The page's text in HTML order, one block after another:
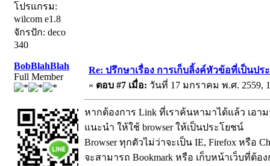
โปรแกรม:
wilcom e1.8
จักรปัก: deco
340
BobBlahBlah
Full Member
Re: ปรึกษาเรื่อง การเก็บลิ้งค์หัวข้อที่เป็นป
« ตอบ #7 เมื่อ: วันที่ 17 มกราคม พ.ศ. 2559,
หากต้องการ Link ที่เราค้นหามาได้แล้ว เอา
แนะนำ ให้ใช้ browser ให้เป็นประโยชน์
Browser ทุกตัวไม่ว่าจะเป็น IE, Firefox หรือ
จะสามารถ Bookmark หรือ เก็บหน้าเว็บที่ต้อ